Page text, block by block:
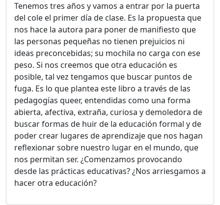
Tenemos tres años y vamos a entrar por la puerta
del cole el primer día de clase. Es la propuesta que
nos hace la autora para poner de manifiesto que
las personas pequeñas no tienen prejuicios ni
ideas preconcebidas; su mochila no carga con ese
peso. Si nos creemos que otra educación es
posible, tal vez tengamos que buscar puntos de
fuga. Es lo que plantea este libro a través de las
pedagogías queer, entendidas como una forma
abierta, afectiva, extraña, curiosa y demoledora de
buscar formas de huir de la educación formal y de
poder crear lugares de aprendizaje que nos hagan
reflexionar sobre nuestro lugar en el mundo, que
nos permitan ser. ¿Comenzamos provocando
desde las prácticas educativas? ¿Nos arriesgamos a
hacer otra educación?